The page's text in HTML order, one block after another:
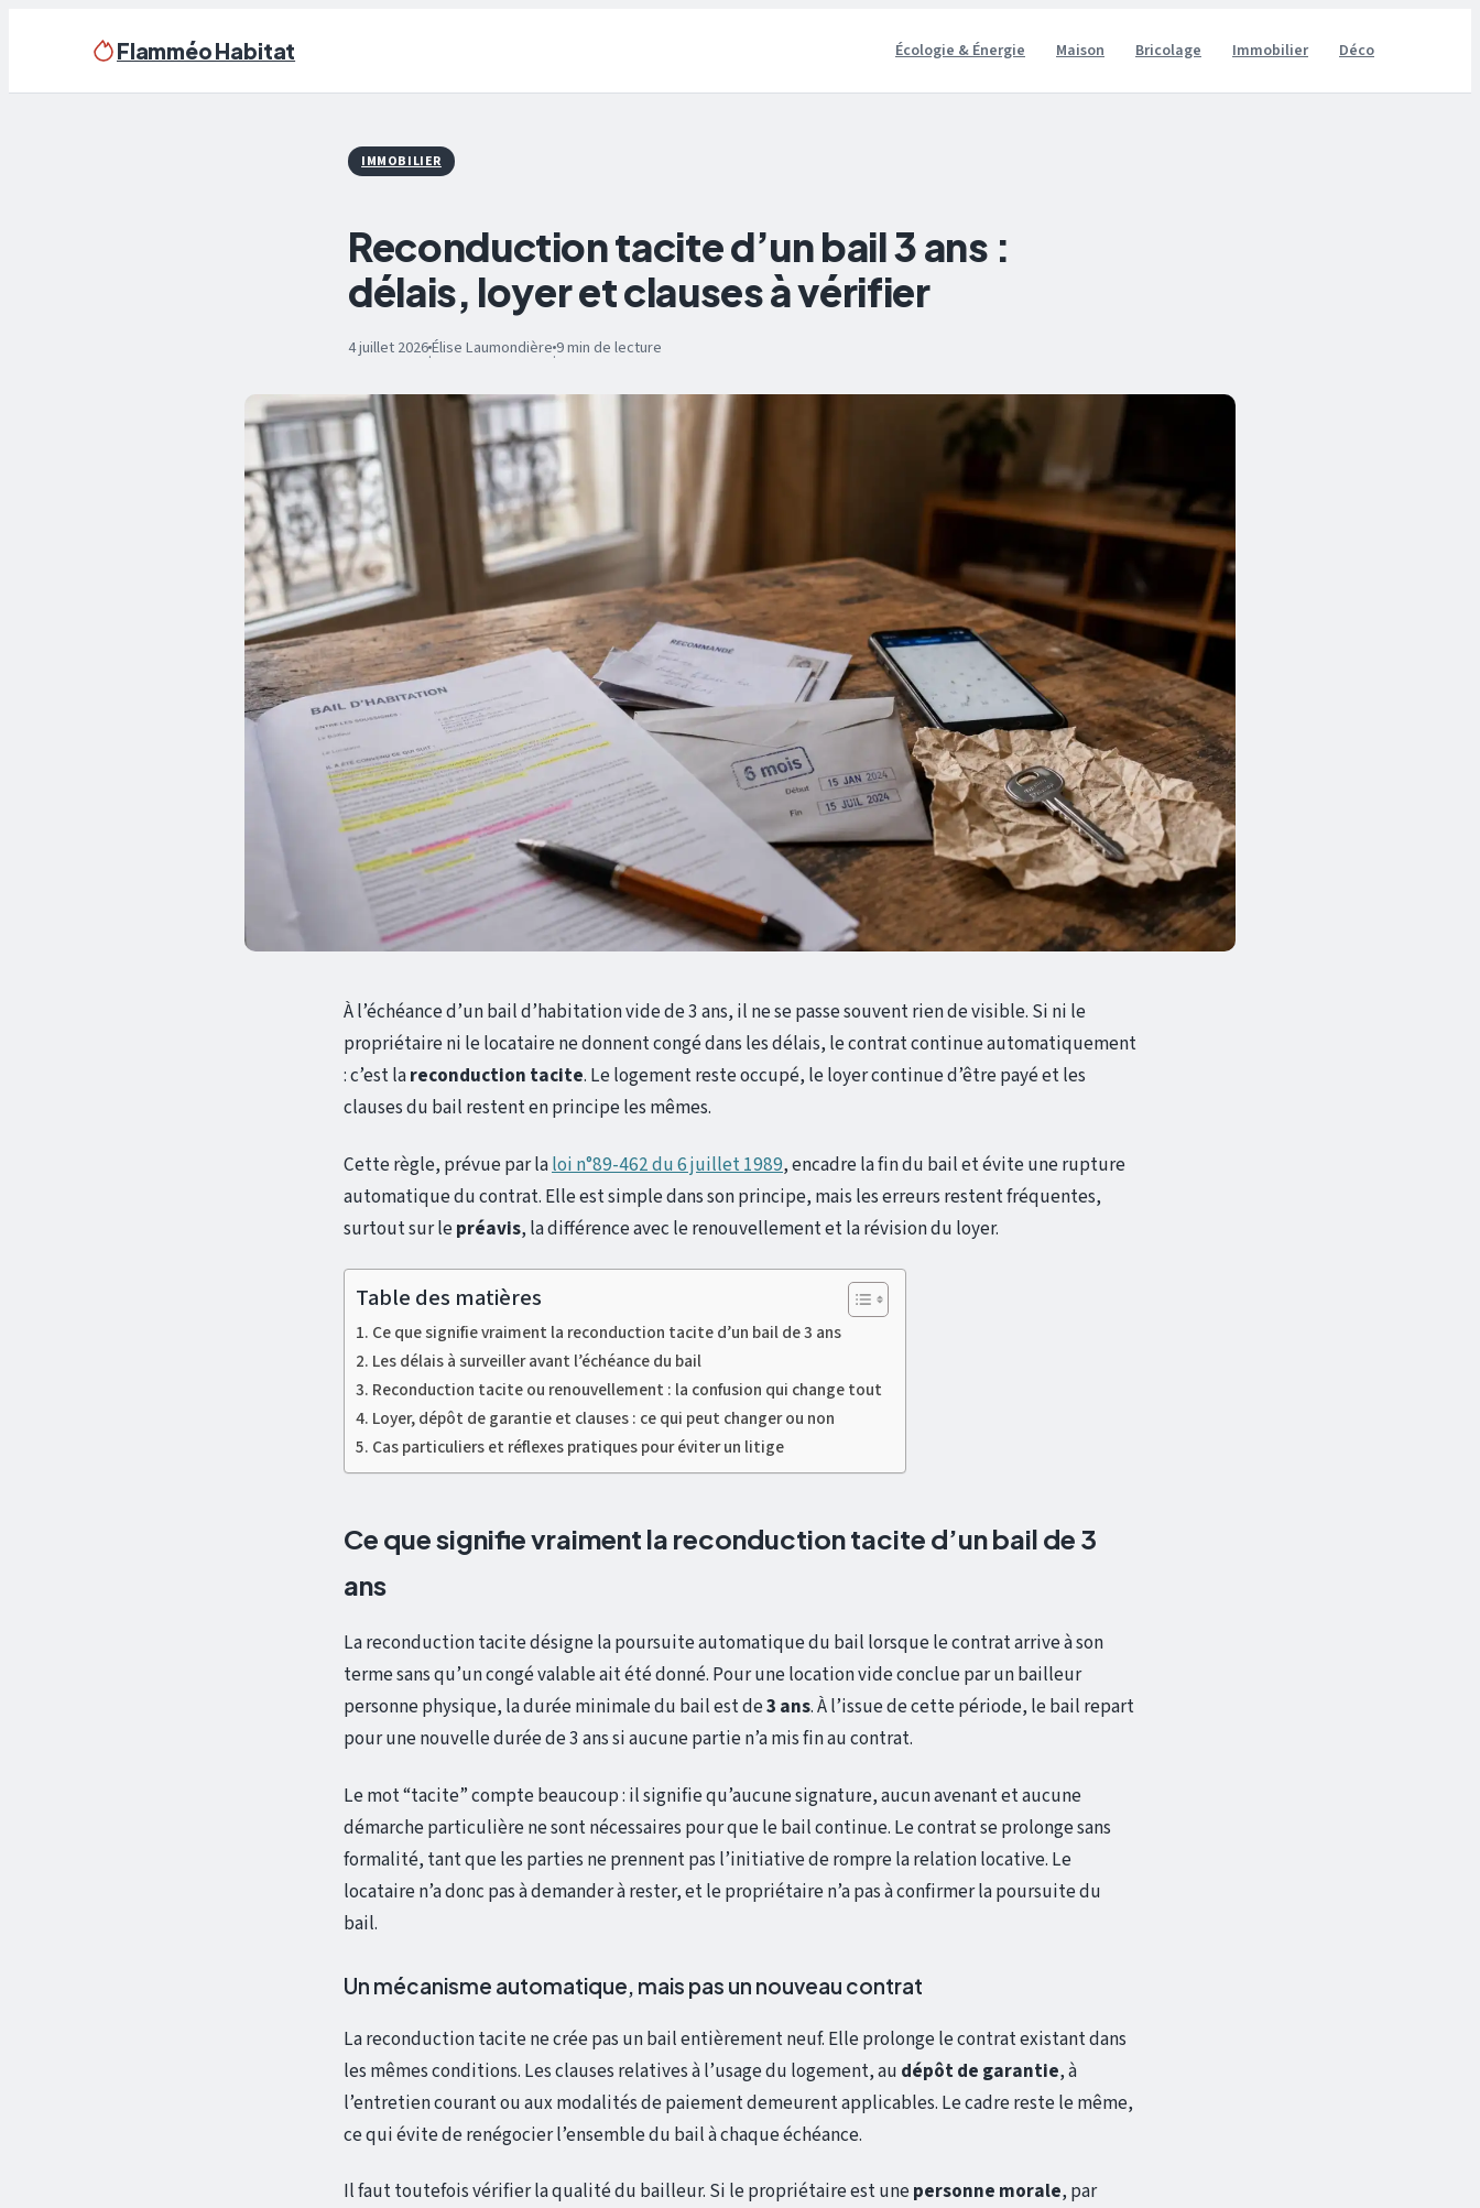
Flamméo Habitat Écologie & Énergie Maison Bricolage Immobilier Déco
IMMOBILIER
Reconduction tacite d’un bail 3 ans :
délais, loyer et clauses à vérifier
4 juillet 2026·Élise Laumondière·9 min de lecture
À l’échéance d’un bail d’habitation vide de 3 ans, il ne se passe souvent rien de visible. Si ni le
propriétaire ni le locataire ne donnent congé dans les délais, le contrat continue automatiquement
: c’est lareconduction tacite. Le logement reste occupé, le loyer continue d’être payé et les
clauses du bail restent en principe les mêmes.
Cette règle, prévue par laloi n°89-462 du 6 juillet 1989, encadre la fin du bail et évite une rupture
automatique du contrat. Elle est simple dans son principe, mais les erreurs restent fréquentes,
surtout sur lepréavis, la différence avec le renouvellement et la révision du loyer.
Table des matières
Ce que signifie vraiment la reconduction tacite d’un bail de 3 ans
Les délais à surveiller avant l’échéance du bail
Reconduction tacite ou renouvellement : la confusion qui change tout
Loyer, dépôt de garantie et clauses : ce qui peut changer ou non
Cas particuliers et réflexes pratiques pour éviter un litige
Ce que signifie vraiment la reconduction tacite d’un bail de 3
ans
La reconduction tacite désigne la poursuite automatique du bail lorsque le contrat arrive à son
terme sans qu’un congé valable ait été donné. Pour une location vide conclue par un bailleur
personne physique, la durée minimale du bail est de3 ans. À l’issue de cette période, le bail repart
pour une nouvelle durée de 3 ans si aucune partie n’a mis fin au contrat.
Le mot “tacite” compte beaucoup : il signifie qu’aucune signature, aucun avenant et aucune
démarche particulière ne sont nécessaires pour que le bail continue. Le contrat se prolonge sans
formalité, tant que les parties ne prennent pas l’initiative de rompre la relation locative. Le
locataire n’a donc pas à demander à rester, et le propriétaire n’a pas à confirmer la poursuite du
bail.
Un mécanisme automatique, mais pas un nouveau contrat
La reconduction tacite ne crée pas un bail entièrement neuf. Elle prolonge le contrat existant dans
les mêmes conditions. Les clauses relatives à l’usage du logement, au dépôt de garantie, à
l’entretien courant ou aux modalités de paiement demeurent applicables. Le cadre reste le même,
ce qui évite de renégocier l’ensemble du bail à chaque échéance.
Il faut toutefois vérifier la qualité du bailleur. Si le propriétaire est unepersonne morale, par